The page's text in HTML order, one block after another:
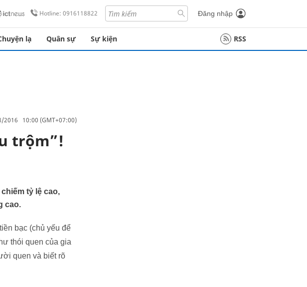
Hotline: 0916118822 Đăng nhập
lạ Quân sự Sự kiện RSS
2016 10:00 (GMT+07:00)
trộm”!
tỷ lệ cao,
cao.
bạc (chủ yếu để
thói quen của gia
quen và biết rõ